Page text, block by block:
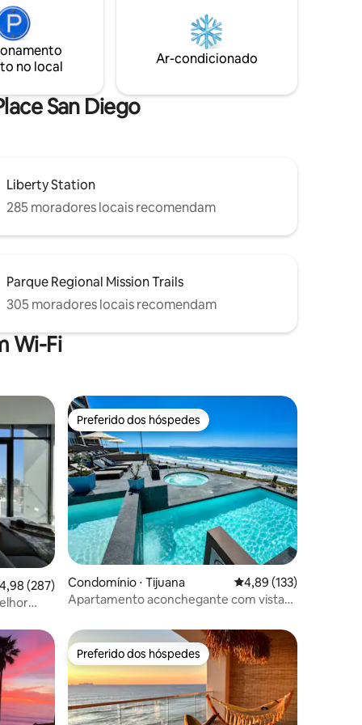
que
campo de golfe, cornhole, cantinho do
café e acomoda 10 pessoas. Perfeito
para famílias, viagens de amigos ou
eventos aprovados pelo anfitrião. A
das praias
no local
Ar-condicionado
San Diego
Liberty Station
285 moradores locais recomendam
Parque Regional Mission Trails
305 moradores locais recomendam
Wi-Fi
de uma avaliação média de 5, 287 avaliações
4,98 (287)
Preferido dos hóspedes
Preferido dos hóspedes
Condomínio ⋅ Tijuana 4,89 de uma avaliação
4,89 (133)
Apartamento aconchegante com vista
TIJ•Estacionamento privativo
Preferido dos hóspedes
Preferido dos hóspedes